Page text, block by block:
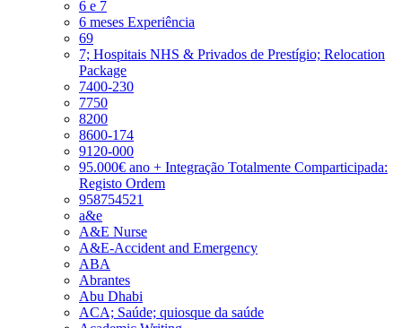
6 e 7
6 meses Experiência
69
7; Hospitais NHS & Privados de Prestígio; Relocation
Package
7400-230
7750
8200
8600-174
9120-000
95.000€ ano + Integração Totalmente Comparticipada:
Registo Ordem
958754521
a&e
A&E Nurse
A&E-Accident and Emergency
ABA
Abrantes
Abu Dhabi
ACA; Saúde; quiosque da saúde